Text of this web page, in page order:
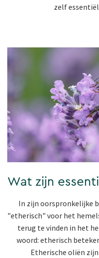
zelf
Wat zijn
In zijn oorspronkelijke
"etherisch" voor het
terug te vinden in het
woord: etherisch
Etherische oliën